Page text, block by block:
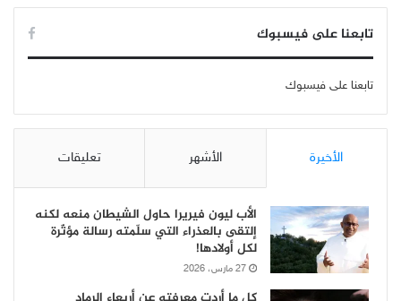
تابعنا على فيسبوك
تابعنا على فيسبوك
الأخيرة الأشهر تعليقات
الأب ليون فيريرا حاول الشيطان منعه لكنه
إلتقى بالعذراء التي سلّمته رسالة مؤثّرة
لكل أولادها!
27 مارس، 2026